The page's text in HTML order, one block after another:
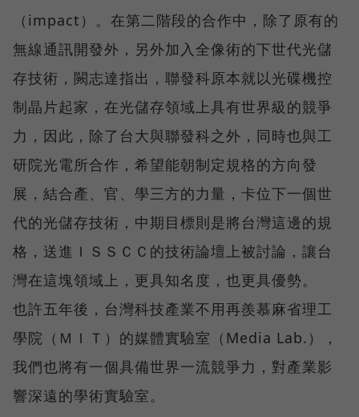
（impact）。在第二階段的合作中，除了原有的
無線通訊開發外，另外加入全像術的下世代光儲
存技術，闕志達指出，聯發科原本就以光碟機控
制晶片起家，在光儲存領域上具有世界級的競爭
力，因此，除了台大與聯發科之外，同時也與工
研院光電所合作，希望能朝制定規格的方向發
展，結合產、官、學三方的力量，卡位下一個世
代的光儲存技術，中期目標則是將台灣這邊的規
格，送進ＩＳＳＣＣ的技術論壇上被討論，讓台
灣在這塊領域上，更具知名度，也更具優勢。
也許五年後，台灣科技產業不用再羨慕麻省理工
學院（ＭＩＴ）的媒體實驗室（Media Lab.），
我們也將有一個具備世界一流競爭力，對產業影
響深遠的學術實驗室。